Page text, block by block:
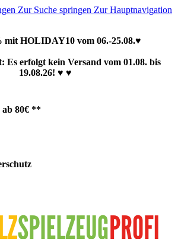
Zur Suche springen Zur Hauptnavigation
mit HOLIDAY10 vom 06.-25.08.♥
Es erfolgt kein Versand vom 01.08. bis
19.08.26! ♥ ♥
ab 80€ **